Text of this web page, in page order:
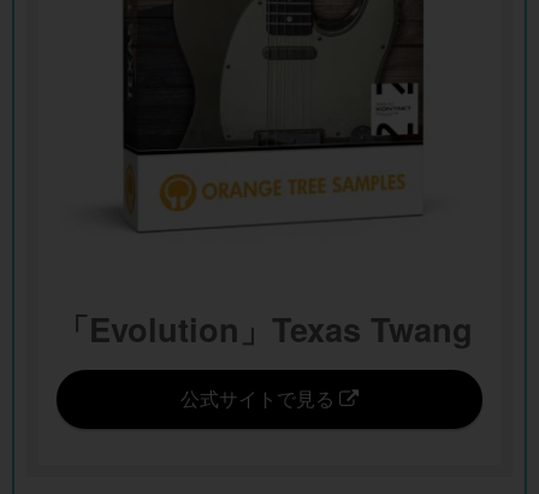
「Evolution」Texas Twang
公式サイトで見る